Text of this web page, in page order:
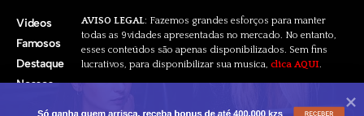
Videos
Famosos
Destaque
Nossos
AVISO LEGAL: Fazemos grandes esforços para manter
todas as 9vidades apresentadas no mercado. No entanto,
esses conteúdos são apenas disponibilizados. Sem fins
lucrativos, para disponibilizar sua musica, clica AQUI.
Só ganha quem arrisca, receba bonus de até 400.000 kzs RECEBER